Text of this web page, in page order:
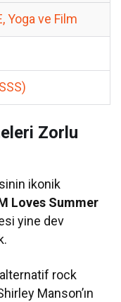
Yoga ve Film
Zorlu
ikonik
Loves Summer
yine dev
alternatif rock
Manson’ın